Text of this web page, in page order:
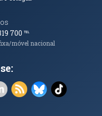
700℡
móvel nacional
janela)
janela)em nova janela)
(abre em nova janela)
LinkedIn (abre em nova
RSS (abre em nova
Bluesky (abre
TikTok